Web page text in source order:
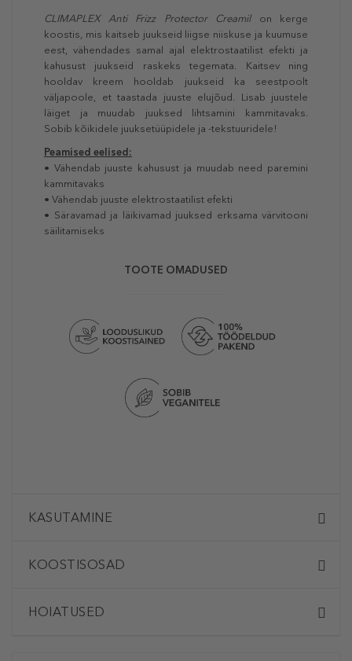
CLIMAPLEX Anti Frizz Protector Creamil on
kerge
koostis, mis kaitseb juukseid liigse niiskuse ja kuumuse
eest, vähendades samal ajal elektrostaatilist efekti ja
kahusust juukseid raskeks tegemata. Kaitsev ning
hooldav kreem hooldab juukseid ka seestpoolt
väljapoole, et taastada juuste elujõud. Lisab juustele
läiget ja muudab juuksed lihtsamini kammitavaks.
Sobib kõikidele juuksetüüpidele ja -tekstuuridele!
Peamised eelised:
• Vähendab juuste kahusust ja muudab need paremini
kammitavaks
• Vähendab juuste elektrostaatilist efekti
• Säravamad ja läikivamad juuksed erksama värvitooni
säilitamiseks
TOOTE OMADUSED
KASUTAMINE
KOOSTISOSAD
HOIATUSED